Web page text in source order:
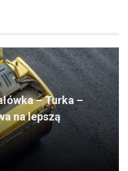
– Turka –
na lepszą